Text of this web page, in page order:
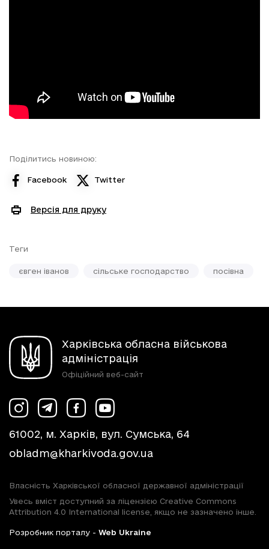
Поділитись новиною:
Facebook Twitter
Версія для друку
Теги
євген іванов сільське господарство посівна
Харківська обласна військова
адміністрація
Офіційний веб-сайт
61002, м. Харків, вул. Сумська, 64
obladm@kharkivoda.gov.ua
Власність Харківської обласної державної адміністрації
Увесь вміст доступний за ліцензією Creative Commons
Attribution 4.0 International license, якщо не зазначено інше.
Розробник порталу - Web Ukraine